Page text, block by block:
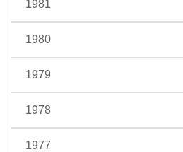
1981
1980
1979
1978
1977